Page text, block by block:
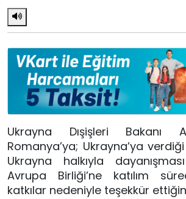
Ukrayna Dışişleri Bakanı
Romanya’ya; Ukrayna’ya
Ukrayna halkıyla
Avrupa Birliği’ne katılım
katkılar nedeniyle teşekkür